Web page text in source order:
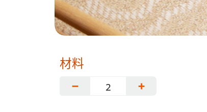
材料
−
+